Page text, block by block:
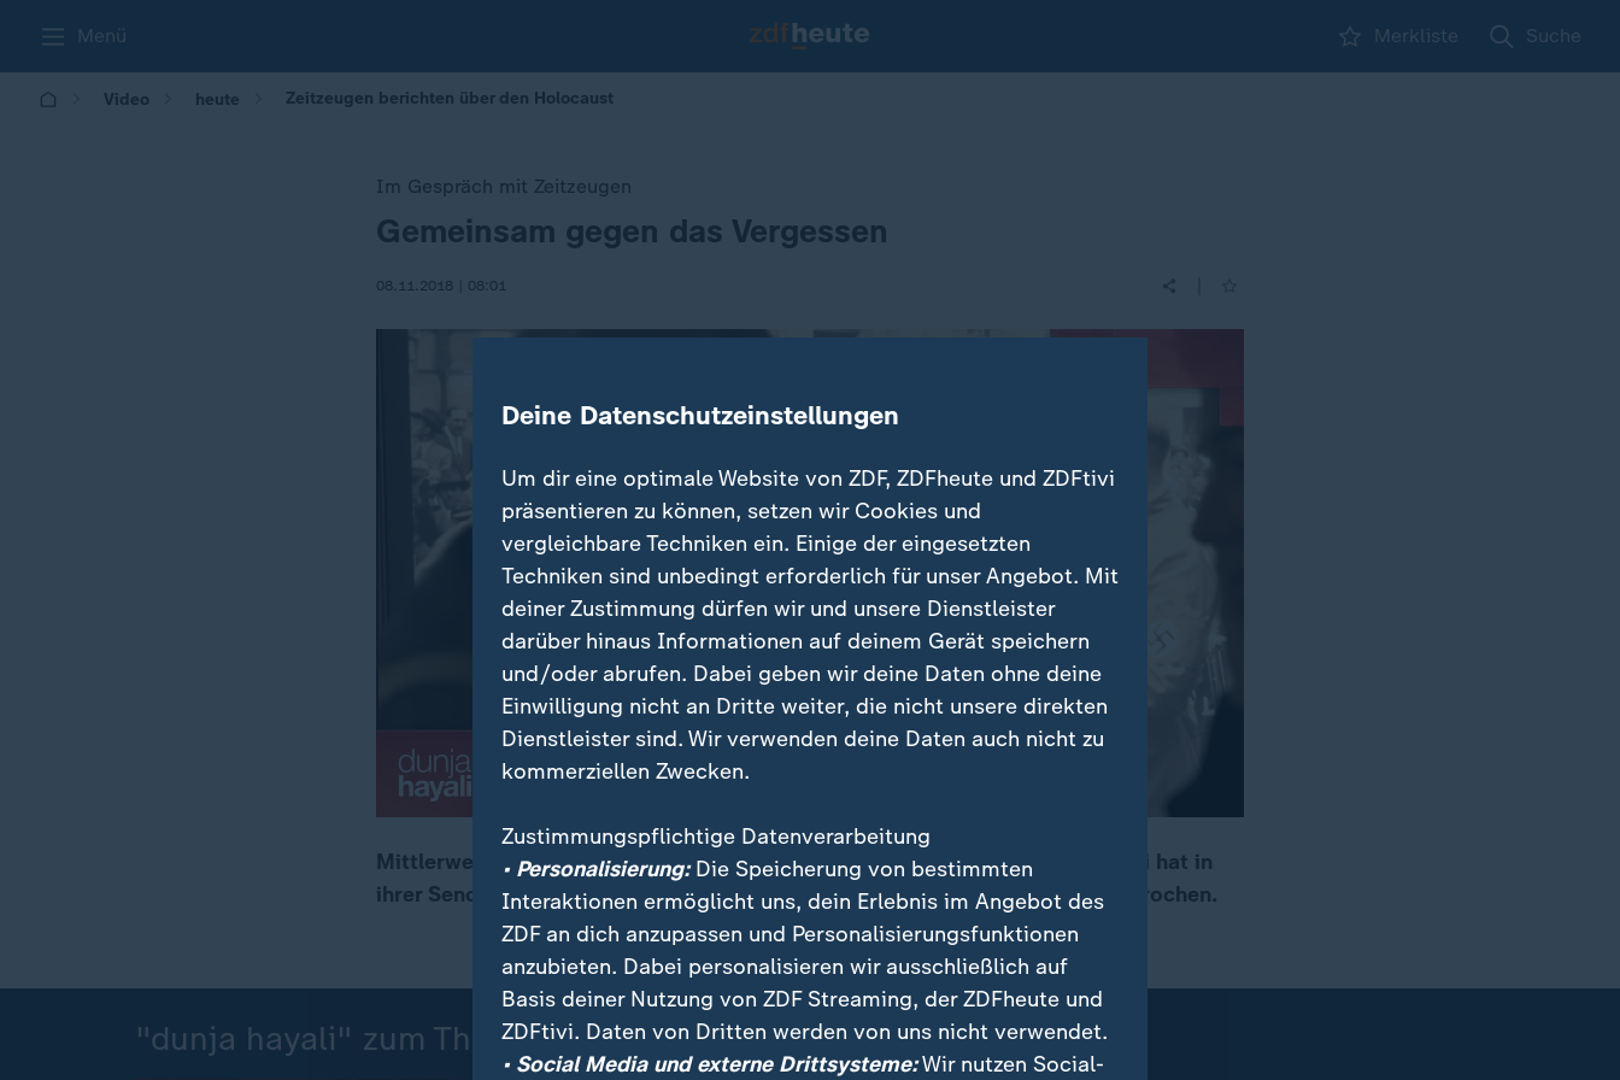
Menü Merkliste Suche
Video heute Zeitzeugen berichten über den Holocaust
Im Gespräch mit Zeitzeugen
:
Gemeinsam gegen das Vergessen
08.11.2018 | 08:01
00:09 01:03
Mittlerweile gibt es nur noch wenige Zeitzeugen des Holocaust. Dunja Hayali hat in
ihrer Sendung mit einem Überlebenden und dem Sohn eines NS-Täters gesprochen.
"dunja hayali" zum Thema "Neuer alter Hass"
Deine Datenschutzeinstellungen
Um dir eine optimale Website von ZDF, ZDFheute und ZDFtivi
präsentieren zu können, setzen wir Cookies und
vergleichbare Techniken ein. Einige der eingesetzten
Techniken sind unbedingt erforderlich für unser Angebot. Mit
deiner Zustimmung dürfen wir und unsere Dienstleister
darüber hinaus Informationen auf deinem Gerät speichern
und/oder abrufen. Dabei geben wir deine Daten ohne deine
Einwilligung nicht an Dritte weiter, die nicht unsere direkten
Dienstleister sind. Wir verwenden deine Daten auch nicht zu
kommerziellen Zwecken.
Zustimmungspflichtige Datenverarbeitung
• Personalisierung:Die Speicherung von bestimmten
Interaktionen ermöglicht uns, dein Erlebnis im Angebot des
ZDF an dich anzupassen und Personalisierungsfunktionen
anzubieten. Dabei personalisieren wir ausschließlich auf
Basis deiner Nutzung von ZDF Streaming, der ZDFheute und
ZDFtivi. Daten von Dritten werden von uns nicht verwendet.
• Social Media und externe Drittsysteme:Wir nutzen Social-